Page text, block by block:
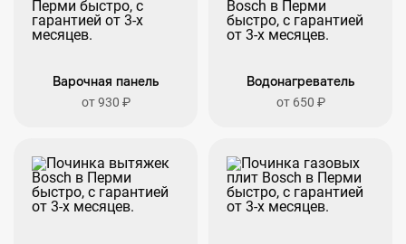
Варочная панель
от 930 ₽
Водонагреватель
от 650 ₽